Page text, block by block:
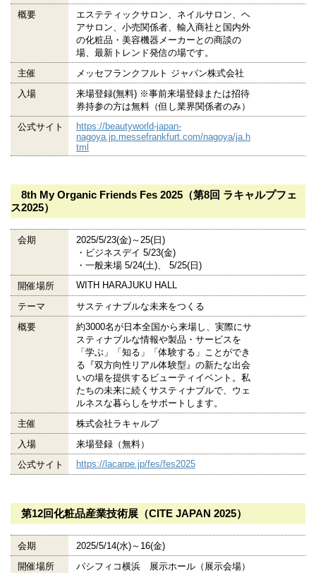
概要
エステティックサロン、ネイルサロン、ヘ
アサロン、小売関係者、輸入商社と国内外
の化粧品・美容機器メーカーとの商談の
場、最新トレンド発信の場です。
主催
メッセフランクフルト ジャパン株式会社
入場
来場登録(無料) ※事前来場登録または招待
券持参の方は無料（但し業界関係者のみ）
公式サイト
https://beautyworld-japan-
nagoya.jp.messefrankfurt.com/nagoya/ja.h
tml
8th My Organic Friends Fes 2025（第8回 ラキャルプフェ
ス2025）
会期
2025/5/23(金)～25(日)
・ビジネスデイ 5/23(金)
・一般来場 5/24(土)、 5/25(日)
開催場所
WITH HARAJUKU HALL
テーマ
サスティナブルな未来をつくる
概要
約3000名が日本全国から来場し、実際にサ
スティナブルな情報や製品・サービスを
「学ぶ」「知る」「体験する」ことができ
る『双方向性リアル体験型』の新たな出会
いの場を提供するビューティイベント。私
たちの未来に続くサスティナブルで、ウェ
ルネスな暮らしをサポートします。
主催
株式会社ラキャルプ
入場
来場登録（無料）
公式サイト
https://lacarpe.jp/fes/fes2025
第12回化粧品産業技術展（CITE JAPAN 2025）
会期
2025/5/14(水)～16(金)
開催場所
パシフィコ横浜 展示ホール（展示会場）